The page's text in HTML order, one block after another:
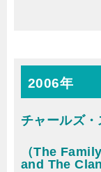
2006年
チャールズ
（The
and The